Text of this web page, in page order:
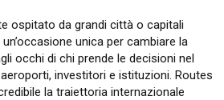
ospitato da grandi città o capitali
unica per cambiare la
occhi di chi prende le decisioni nel
investitori e istituzioni. Routes
la traiettoria internazionale